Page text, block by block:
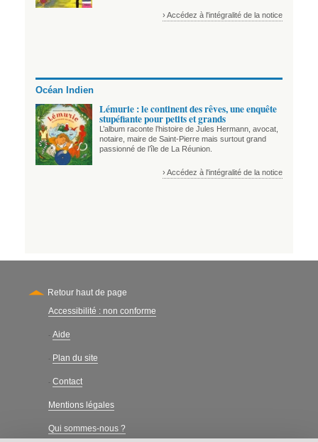
› Accédez à l'intégralité de la notice
Océan Indien
Lémurie : le continent des rêves, une enquête
stupéfiante pour petits et grands
L’album raconte l’histoire de Jules Hermann, avocat,
notaire, maire de Saint-Pierre mais surtout grand
passionné de l’île de La Réunion.
› Accédez à l'intégralité de la notice
Retour haut de page
Secondary
Accessibilité : non conforme
- Aide
- Plan du site
- Contact
Mentions légales
Qui sommes-nous ?